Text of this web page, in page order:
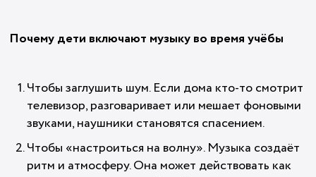
Почему дети включают музыку во время учёбы
Чтобы заглушить шум. Если дома кто-то смотрит
телевизор, разговаривает или мешает фоновыми
звуками, наушники становятся спасением.
Чтобы «настроиться на волну». Музыка создаёт
ритм и атмосферу. Она может действовать как